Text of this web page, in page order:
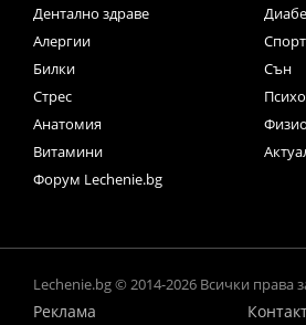
Дентално здраве
Алергии
Спорт
Билки
Сън
Стрес
Анатомия
Витамини
Форум Lechenie.bg
Lechenie.bg © 2014-2026 Всички права
Реклама